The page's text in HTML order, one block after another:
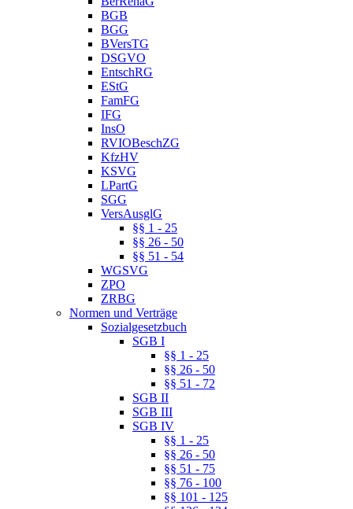
BGB
BGG
BVersTG
DSGVO
EntschRG
EStG
FamFG
IFG
InsO
RVIOBeschZG
KfzHV
KSVG
LPartG
SGG
VersAusglG
§§ 1 - 25
§§ 26 - 50
§§ 51 - 54
WGSVG
ZPO
ZRBG
Normen und Verträge
Sozialgesetzbuch
SGB I
§§ 1 - 25
§§ 26 - 50
§§ 51 - 72
SGB II
SGB III
SGB IV
§§ 1 - 25
§§ 26 - 50
§§ 51 - 75
§§ 76 - 100
§§ 101 - 125